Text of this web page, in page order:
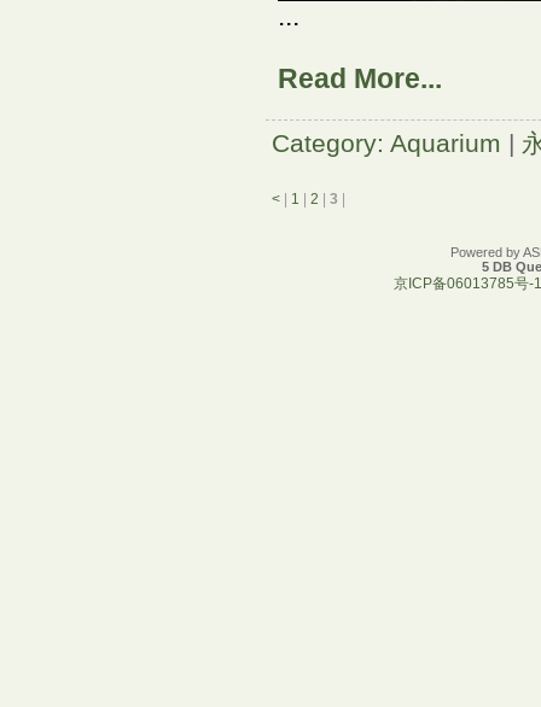
...
Read More...
Category: Aquarium |
< 1 2 3
Powered by
5 DB
京ICP备06013785号-1